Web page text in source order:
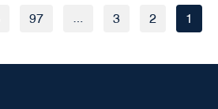
1
2
3
…
97